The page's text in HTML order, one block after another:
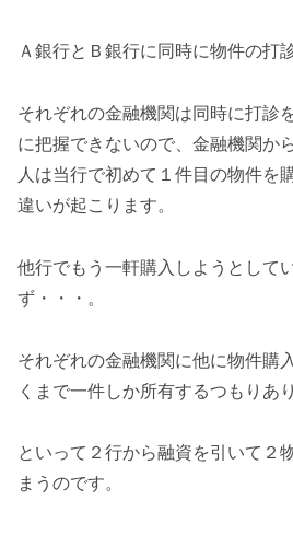
Ａ銀行とＢ銀行に同時に物件の打
それぞれの金融機関は同時に打診
に把握できないので、金融機関か
人は当行で初めて１件目の物件を
違いが起こります。
他行でもう一軒購入しようとして
ず・・・。
それぞれの金融機関に他に物件購
くまで一件しか所有するつもりあ
といって２行から融資を引いて２
まうのです。